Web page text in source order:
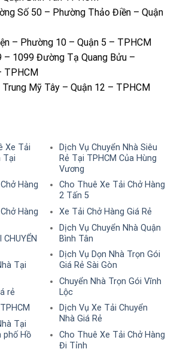
Số 50 – Phường Thảo Điền – Quận
– Phường 10 – Quận 5 – TPHCM
– 1099 Đường Tạ Quang Bửu –
TPHCM
Mỹ Tây – Quận 12 – TPHCM
Xe Tải
Tại
Hàng
Hàng
CHUYỂN
Tại
rẻ
Tại
phố Hồ
Dịch Vụ Chuyển Nhà Siêu
Rẻ Tại TPHCM Của Hùng
Vương
Cho Thuê Xe Tải Chở Hàng
2 Tấn 5
Xe Tải Chở Hàng Giá Rẻ
Dịch Vụ Chuyển Nhà Quận
Bình Tân
Dịch Vụ Dọn Nhà Trọn Gói
Giá Rẻ Sài Gòn
Chuyển Nhà Trọn Gói Vĩnh
Lộc
Dịch Vụ Xe Tải Chuyển
Nhà Giá Rẻ
Cho Thuê Xe Tải Chở Hàng
Đi Tỉnh